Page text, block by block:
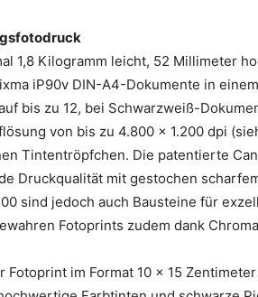
1,8 Kilogramm leicht, 52 Millimeter
iP90v DIN-A4-Dokumente in
bis zu 12, bei Schwarzweiß-
von bis zu 4.800 x 1.200 dpi
Tintentröpfchen. Die patentierte
Druckqualität mit gestochen
sind jedoch auch Bausteine für
Fotoprints zudem dank
Fotoprint im Format 10 x 15